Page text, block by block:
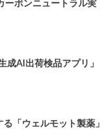
ーボンニュートラル実
成AI出荷検品アプリ」
「ウェルモット製薬」